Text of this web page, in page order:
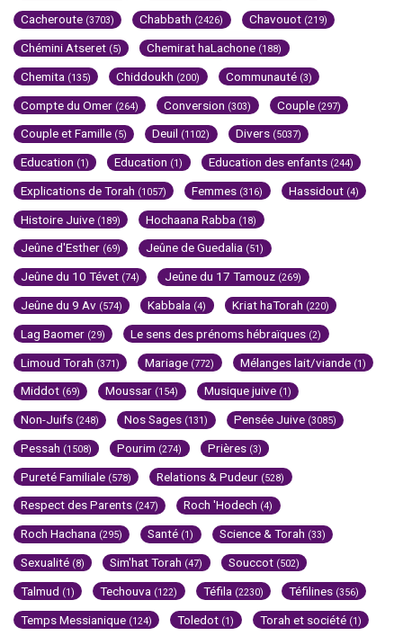
Cacheroute (3703) Chabbath (2426) Chavouot (219)
Chémini Atseret (5) Chemirat haLachone (188)
Chemita (135) Chiddoukh (200) Communauté (3)
Compte du Omer (264) Conversion (303) Couple (297)
Couple et Famille (5) Deuil (1102) Divers (5037)
Education (1) Education (1) Education des enfants (244)
Explications de Torah (1057) Femmes (316) Hassidout (4)
Histoire Juive (189) Hochaana Rabba (18)
Jeûne d'Esther (69) Jeûne de Guedalia (51)
Jeûne du 10 Tévet (74) Jeûne du 17 Tamouz (269)
Jeûne du 9 Av (574) Kabbala (4) Kriat haTorah (220)
Lag Baomer (29) Le sens des prénoms hébraïques (2)
Limoud Torah (371) Mariage (772) Mélanges lait/viande (1)
Middot (69) Moussar (154) Musique juive (1)
Non-Juifs (248) Nos Sages (131) Pensée Juive (3085)
Pessah (1508) Pourim (274) Prières (3)
Pureté Familiale (578) Relations & Pudeur (528)
Respect des Parents (247) Roch 'Hodech (4)
Roch Hachana (295) Santé (1) Science & Torah (33)
Sexualité (8) Sim'hat Torah (47) Souccot (502)
Talmud (1) Techouva (122) Téfila (2230) Téfilines (356)
Temps Messianique (124) Toledot (1) Torah et société (1)